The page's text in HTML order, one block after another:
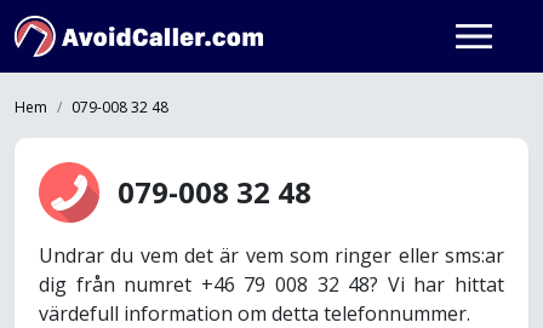
Hem 079-008 32 48
079-008 32 48
Undrar du vem det är vem som ringer eller sms:ar
dig från numret +46 79 008 32 48? Vi har hittat
värdefull information om detta telefonnummer.